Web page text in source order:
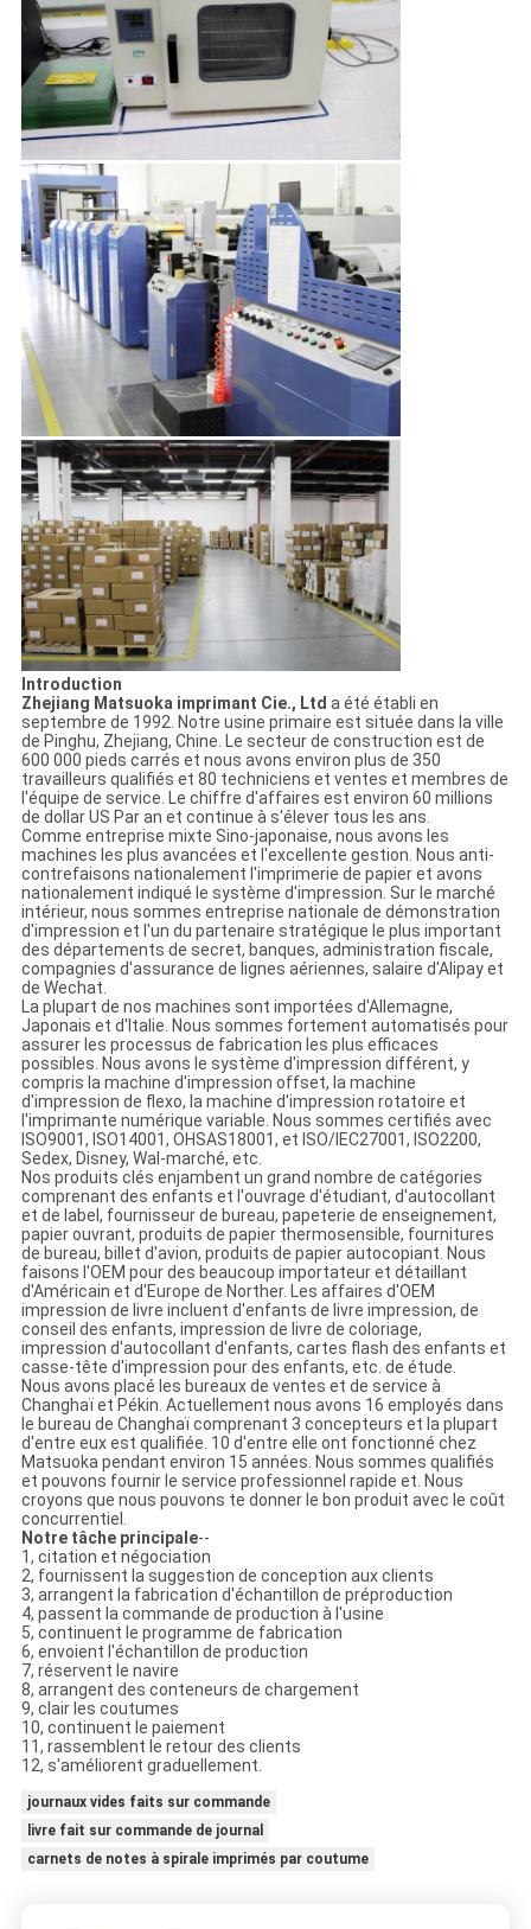
Introduction
Zhejiang Matsuoka imprimant Cie., Ltd a été établi en
septembre de 1992. Notre usine primaire est située dans la ville
de Pinghu, Zhejiang, Chine. Le secteur de construction est de
600 000 pieds carrés et nous avons environ plus de 350
travailleurs qualifiés et 80 techniciens et ventes et membres de
l'équipe de service. Le chiffre d'affaires est environ 60 millions
de dollar US Par an et continue à s'élever tous les ans.
Comme entreprise mixte Sino-japonaise, nous avons les
machines les plus avancées et l'excellente gestion. Nous anti-
contrefaisons nationalement l'imprimerie de papier et avons
nationalement indiqué le système d'impression. Sur le marché
intérieur, nous sommes entreprise nationale de démonstration
d'impression et l'un du partenaire stratégique le plus important
des départements de secret, banques, administration fiscale,
compagnies d'assurance de lignes aériennes, salaire d'Alipay et
de Wechat.
La plupart de nos machines sont importées d'Allemagne,
Japonais et d'Italie. Nous sommes fortement automatisés pour
assurer les processus de fabrication les plus efficaces
possibles. Nous avons le système d'impression différent, y
compris la machine d'impression offset, la machine
d'impression de flexo, la machine d'impression rotatoire et
l'imprimante numérique variable. Nous sommes certifiés avec
ISO9001, ISO14001, OHSAS18001, et ISO/IEC27001, ISO2200,
Sedex, Disney, Wal-marché, etc.
Nos produits clés enjambent un grand nombre de catégories
comprenant des enfants et l'ouvrage d'étudiant, d'autocollant
et de label, fournisseur de bureau, papeterie de enseignement,
papier ouvrant, produits de papier thermosensible, fournitures
de bureau, billet d'avion, produits de papier autocopiant. Nous
faisons l'OEM pour des beaucoup importateur et détaillant
d'Américain et d'Europe de Norther. Les affaires d'OEM
impression de livre incluent d'enfants de livre impression, de
conseil des enfants, impression de livre de coloriage,
impression d'autocollant d'enfants, cartes flash des enfants et
casse-tête d'impression pour des enfants, etc. de étude.
Nous avons placé les bureaux de ventes et de service à
Changhaï et Pékin. Actuellement nous avons 16 employés dans
le bureau de Changhaï comprenant 3 concepteurs et la plupart
d'entre eux est qualifiée. 10 d'entre elle ont fonctionné chez
Matsuoka pendant environ 15 années. Nous sommes qualifiés
et pouvons fournir le service professionnel rapide et. Nous
croyons que nous pouvons te donner le bon produit avec le coût
concurrentiel.
Notre tâche principale--
1, citation et négociation
2, fournissent la suggestion de conception aux clients
3, arrangent la fabrication d'échantillon de préproduction
4, passent la commande de production à l'usine
5, continuent le programme de fabrication
6, envoient l'échantillon de production
7, réservent le navire
8, arrangent des conteneurs de chargement
9, clair les coutumes
10, continuent le paiement
11, rassemblent le retour des clients
12, s'améliorent graduellement.
journaux vides faits sur commande
livre fait sur commande de journal
carnets de notes à spirale imprimés par coutume